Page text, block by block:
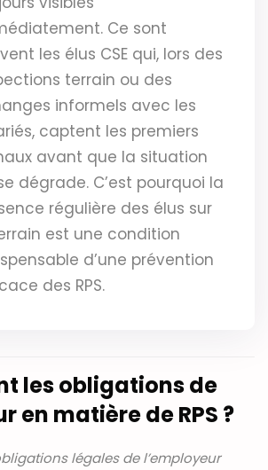
Ce sont
les élus CSE qui, lors des
terrain ou des
informels avec les
captent les premiers
avant que la situation
dégrade. C’est pourquoi la
régulière des élus sur
est une condition
d’une prévention
des RPS.
les obligations de
en matière de RPS ?
légales de l’employeur